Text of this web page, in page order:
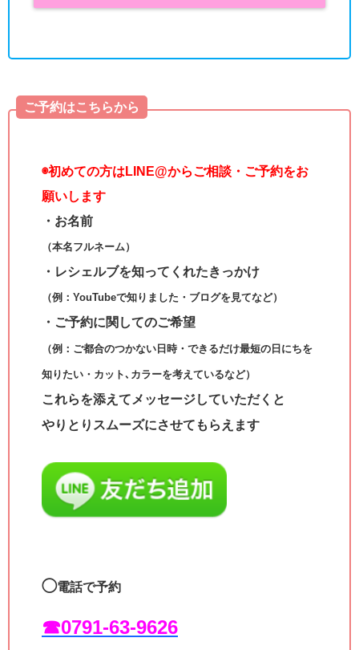
ご予約はこちらから
◉初めての方はLINE@からご相談・ご予約をお
願いします
・お名前
（本名フルネーム）
・レシェルブを知ってくれたきっかけ
（例：YouTubeで知りました・ブログを見てなど）
・ご予約に関してのご希望
（例：ご都合のつかない日時・できるだけ最短の日にちを
知りたい・カット､カラーを考えているなど）
これらを添えてメッセージしていただくと
やりとりスムーズにさせてもらえます
◯電話で予約
☎︎0791-63-9626